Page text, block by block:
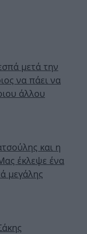
μετά την
να πάει να
άλλου
και η
έκλεψε ένα
μεγάλης